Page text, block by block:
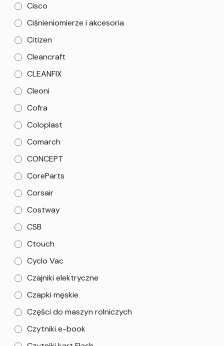
Cisco
Ciśnieniomierze i akcesoria
Citizen
Cleancraft
CLEANFIX
Cleoni
Cofra
Coloplast
Comarch
CONCEPT
CoreParts
Corsair
Costway
CSB
Ctouch
Cyclo Vac
Czajniki elektryczne
Czapki męskie
Części do maszyn rolniczych
Czytniki e-book